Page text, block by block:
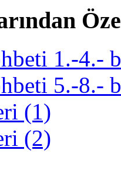
1.-4.-
5.-8.-
(1)
(2)